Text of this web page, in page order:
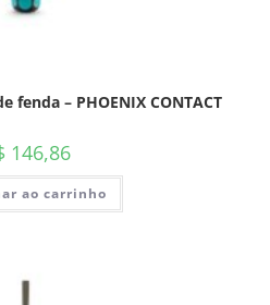
fenda – PHOENIX CONTACT
146,86
ao carrinho